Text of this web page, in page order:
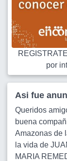
por
Asi fue
Queridos
buena
Amazonas de
la vida de
MARIA